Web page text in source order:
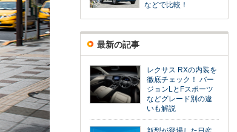
などで比較！
最新の記事
レクサス RXの内装を
徹底チェック！ バー
ジョンLとFスポーツ
などグレード別の違
いも解説